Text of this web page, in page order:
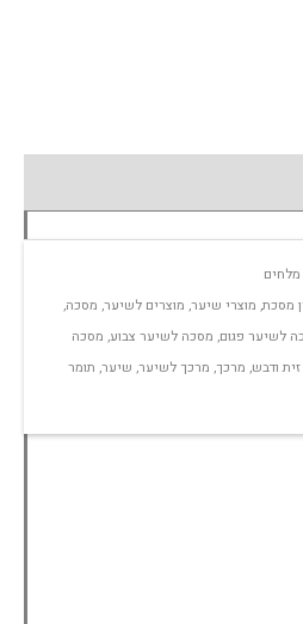
מסכת, מוצרי שיער, מוצרים לשיער, מסכה,
לשיער פגום, מסכה לשיער צבוע, מסכה
ודבש, מרכך, מרכך לשיער, שיער, תומר